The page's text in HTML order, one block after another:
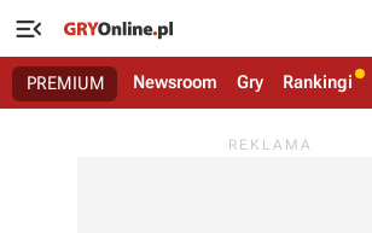

PREMIUM Newsroom Gry Rankingi